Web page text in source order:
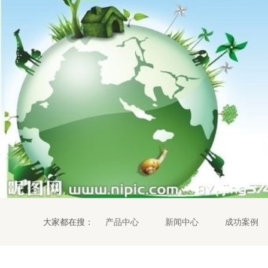
大家都在搜： 产品中心 新闻中心 成功案例